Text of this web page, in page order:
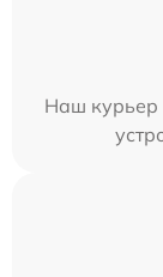
Наш курьер